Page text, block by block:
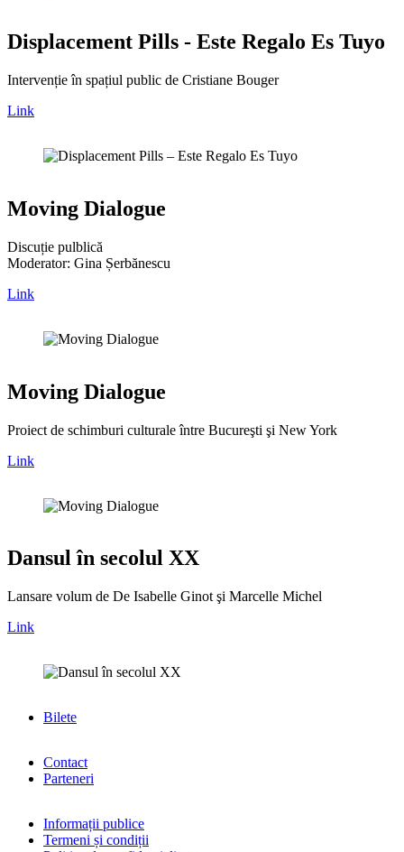
Displacement Pills - Este Regalo Es Tuyo
Intervenție în spațiul public de Cristiane Bouger
Link
Moving Dialogue
Discuție pulblică
Moderator: Gina Șerbănescu
Link
Moving Dialogue
Proiect de schimburi culturale între Bucureşti şi New York
Link
Dansul în secolul XX
Lansare volum de De Isabelle Ginot şi Marcelle Michel
Link
Bilete
Contact
Parteneri
Informații publice
Termeni și condiții